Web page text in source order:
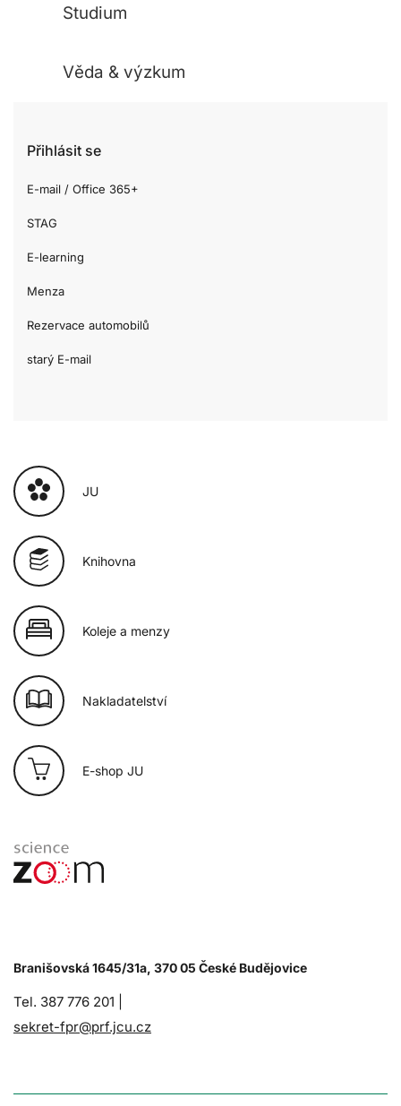
Studium
Věda & výzkum
Přihlásit se
E-mail / Office 365+
STAG
E-learning
Menza
Rezervace automobilů
starý E-mail
JU
Knihovna
Koleje a menzy
Nakladatelství
E-shop JU
Branišovská 1645/31a, 370 05 České Budějovice
Tel. 387 776 201 |
sekret-fpr@prf.jcu.cz